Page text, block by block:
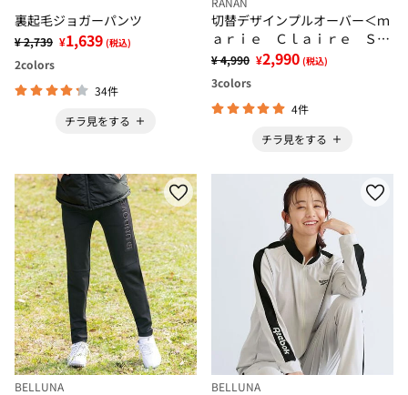
裏起毛ジョガーパンツ
¥ 2,739 ¥1,639 (税込)
2colors
34件
チラ見をする
切替デザインプルオーバー＜ｍ
ａｒｉｅ Ｃｌａｉｒｅ ＳＰ
ＯＲＴ＞
¥ 4,990 ¥2,990 (税込)
3colors
4件
チラ見をする
BELLUNA BELLUNA